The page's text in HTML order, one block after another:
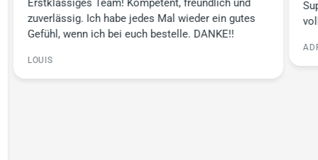
Erstklassiges Team! Kompetent, freundlich und
zuverlässig. Ich habe jedes Mal wieder ein gutes
Gefühl, wenn ich bei euch bestelle. DANKE!!
LOUIS